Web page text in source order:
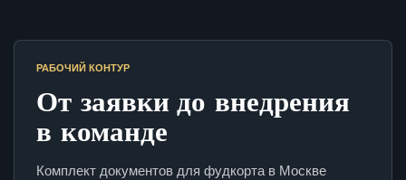
РАБОЧИЙ КОНТУР
От заявки до внедрения
в команде
Комплект документов для фудкорта в Москве